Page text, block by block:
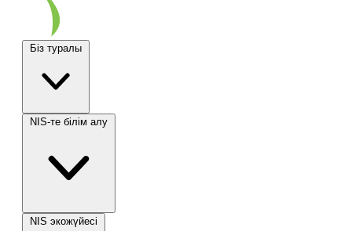
Біз туралы
NIS-те білім алу
NIS экожүйесі